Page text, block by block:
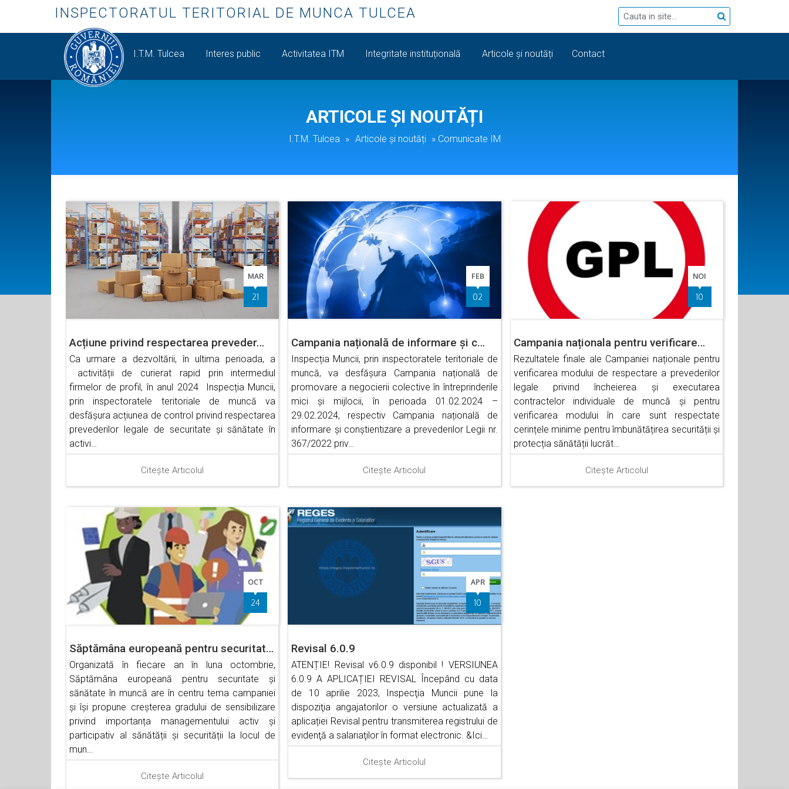
INSPECTORATUL TERITORIAL DE MUNCA TULCEA
I.T.M. Tulcea Interes public Activitatea ITM Integritate instituțională Articole și noutăți Contact
ARTICOLE ȘI NOUTĂȚI
I.T.M. Tulcea » Articole și noutăți »Comunicate IM
MAR
21
Acțiune privind respectarea preveder…
Ca urmare a dezvoltării, în ultima perioada, a
activității de curierat rapid prin intermediul
firmelor de profil, în anul 2024 Inspecția Muncii,
prin inspectoratele teritoriale de muncă va
desfășura acțiunea de control privind respectarea
prevederilor legale de securitate și sănătate în
activi…
Citește Articolul
FEB
02
Campania națională de informare și c…
Inspecția Muncii, prin inspectoratele teritoriale de
muncă, va desfășura Campania națională de
promovare a negocierii colective în întreprinderile
mici și mijlocii, în perioada 01.02.2024 –
29.02.2024, respectiv Campania națională de
informare și conștientizare a prevederilor Legii nr.
367/2022 priv…
Citește Articolul
NOI
10
Campania naționala pentru verificare…
Rezultatele finale ale Campaniei naționale pentru
verificarea modului de respectare a prevederilor
legale privind încheierea și executarea
contractelor individuale de muncă și pentru
verificarea modului în care sunt respectate
cerințele minime pentru îmbunătățirea securității și
protecția sănătății lucrăt…
Citește Articolul
OCT
24
Săptămâna europeană pentru securitat…
Organizată în fiecare an în luna octombrie,
Săptămâna europeană pentru securitate și
sănătate în muncă are în centru tema campaniei
și își propune creșterea gradului de sensibilizare
privind importanța managementului activ și
participativ al sănătății și securității la locul de
mun…
Citește Articolul
APR
10
Revisal 6.0.9
ATENȚIE! Revisal v6.0.9 disponibil ! VERSIUNEA
6.0.9 A APLICAȚIEI REVISAL Începând cu data
de 10 aprilie 2023, Inspecţia Muncii pune la
dispoziţia angajatorilor o versiune actualizată a
aplicației Revisal pentru transmiterea registrului de
evidenţă a salariaţilor în format electronic. &Ici…
Citește Articolul